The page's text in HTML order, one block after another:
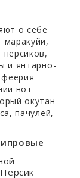
о себе
и янтарно-
нот
окутан
пачулей,